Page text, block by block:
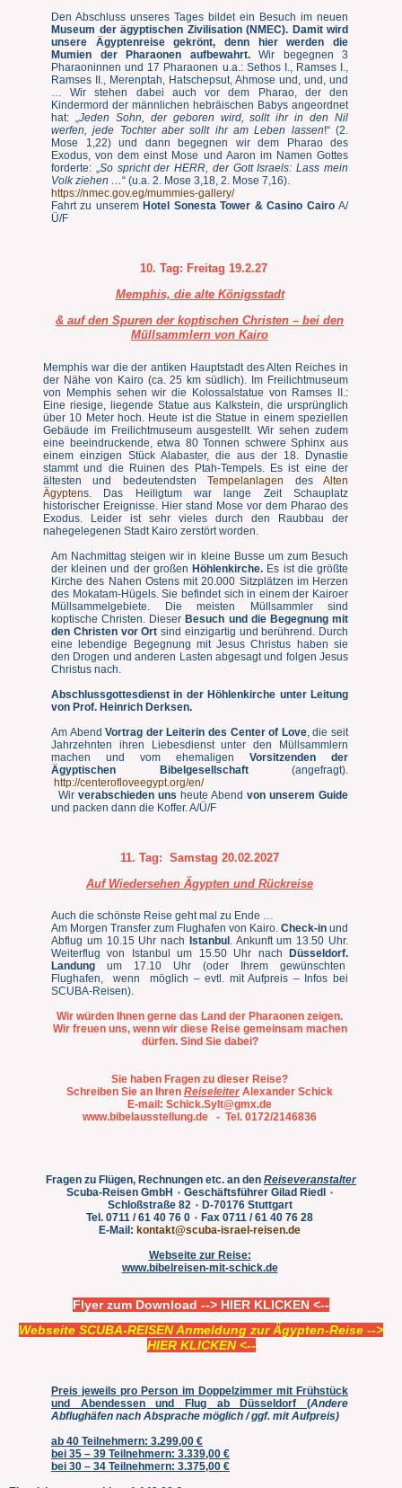
Den Abschluss unseres Tages bildet ein Besuch im neuen
Museum der ägyptischen Zivilisation (NMEC). Damit wird
unsere Ägyptenreise gekrönt, denn hier werden die
Mumien der Pharaonen aufbewahrt. Wir begegnen 3
Pharaoninnen und 17 Pharaonen u.a.: Sethos I., Ramses I.,
Ramses II., Merenptah, Hatschepsut, Ahmose und, und, und
… Wir stehen dabei auch vor dem Pharao, der den
Kindermord der männlichen hebräischen Babys angeordnet
hat: „Jeden Sohn, der geboren wird, sollt ihr in den Nil
werfen, jede Tochter aber sollt ihr am Leben lassen!“ (2.
Mose 1,22) und dann begegnen wir dem Pharao des
Exodus, von dem einst Mose und Aaron im Namen Gottes
forderte: „So spricht der HERR, der Gott Israels: Lass mein
Volk ziehen …“ (u.a. 2. Mose 3,18, 2. Mose 7,16).
https://nmec.gov.eg/mummies-gallery/
Fahrt zu unserem Hotel Sonesta Tower & Casino CairoA/
Ü/F
10. Tag: Freitag 19.2.27
Memphis, die alte Königsstadt
& auf den Spuren der koptischen Christen – bei den
Müllsammlern von Kairo
Memphis war die der antiken Hauptstadt des Alten Reiches in
der Nähe von Kairo (ca. 25 km südlich). Im Freilichtmuseum
von Memphis sehen wir die Kolossalstatue von Ramses II.:
Eine riesige, liegende Statue aus Kalkstein, die ursprünglich
über 10 Meter hoch. Heute ist die Statue in einem speziellen
Gebäude im Freilichtmuseum ausgestellt. Wir sehen zudem
eine beeindruckende, etwa 80 Tonnen schwere Sphinx aus
einem einzigen Stück Alabaster, die aus der 18. Dynastie
stammt und die Ruinen des Ptah-Tempels. Es ist eine der
ältesten und bedeutendstenTempelanlagen desAlten
Ägyptens. Das Heiligtum war lange Zeit Schauplatz
historischer Ereignisse. Hier stand Mose vor dem Pharao des
Exodus. Leider ist sehr vieles durch den Raubbau der
nahegelegenen Stadt Kairo zerstört worden.
Am Nachmittag steigen wir in kleine Busse um zum Besuch
der kleinen und der großenHöhlenkirche. Es ist die größte
Kirche des Nahen Ostens mit 20.000 Sitzplätzen im Herzen
des Mokatam-Hügels. Sie befindet sich in einem der Kairoer
Müllsammelgebiete. Die meisten Müllsammler sind
koptische Christen. DieserBesuch und die Begegnung mit
den Christen vor Ort sind einzigartig und berührend. Durch
eine lebendige Begegnung mit Jesus Christus haben sie
den Drogen und anderen Lasten abgesagt und folgen Jesus
Christus nach.
Abschlussgottesdienst in der Höhlenkirche unter Leitung
von Prof. Heinrich Derksen.
Am AbendVortrag der Leiterin des Center of Love, die seit
Jahrzehnten ihren Liebesdienst unter den Müllsammlern
machen und vom ehemaligen Vorsitzenden der
Ägyptischen Bibelgesellschaft (angefragt).
http://centerofloveegypt.org/en/
Wir verabschieden uns heute Abend von unserem Guide
und packen dann die Koffer. A/Ü/F
11. Tag: Samstag 20.02.2027
Auf Wiedersehen Ägypten und Rückreise
Auch die schönste Reise geht mal zu Ende …
Am Morgen Transfer zum Flughafen von Kairo. Check-in und
Abflug um 10.15 Uhr nach
Istanbul . Ankunft um 13.50 Uhr.
Weiterflug von Istanbul um 15.50 Uhr nach
Düsseldorf.
Landung um 17.10 Uhr (oder Ihrem gewünschten
Flughafen, wenn möglich – evtl. mit Aufpreis – Infos bei
SCUBA-Reisen).
Wir würden Ihnen gerne das Land der Pharaonen zeigen.
Wir freuen uns, wenn wir diese Reise gemeinsam machen
dürfen. Sind Sie dabei?
Sie haben Fragen zu dieser Reise?
Schreiben Sie an Ihren Reiseleiter Alexander Schick
E-mail: Schick.Sylt@gmx.de
www.bibelausstellung.de
- Tel. 0172/2146836
Fragen zu Flügen, Rechnungen etc. an den Reiseveranstalter
Scuba-Reisen GmbH
٠ Geschäftsführer Gilad Riedl
٠
Schloßstraße 82
٠ D-70176 Stuttgart
Tel. 0711 / 61 40 76 0
٠ Fax 0711 / 61 40 76 28
E-Mail: kontakt@scuba-israel-reisen.de
Webseite zur Reise:
www.bibelreisen-mit-schick.de
Flyer zum Download --> HIER KLICKEN <--
Webseite SCUBA-REISEN Anmeldung zur Ägypten-Reise -->
HIER KLICKEN <--
Preis jeweils pro Person im Doppelzimmer mit Frühstück
und Abendessen und Flug ab Düsseldorf (Andere
Abflughäfen nach Absprache möglich / ggf. mit Aufpreis)
ab 40 Teilnehmern: 3.299,00 €
bei 35 – 39 Teilnehmern: 3.339,00 €
bei 30 – 34 Teilnehmern: 3.375,00 €